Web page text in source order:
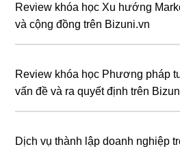
Review khóa học Xu hướng
và cộng đồng trên Bizuni.vn
Review khóa học Phương pháp
vấn đề và ra quyết định trên
Dịch vụ thành lập doanh nghiệp